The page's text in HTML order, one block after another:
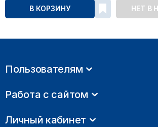
В КОРЗИНУ НЕТ В
Пользователям
Работа с сайтом
Личный кабинет